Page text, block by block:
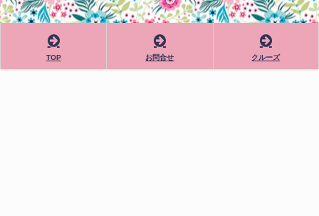
TOP お問合せ クルーズ